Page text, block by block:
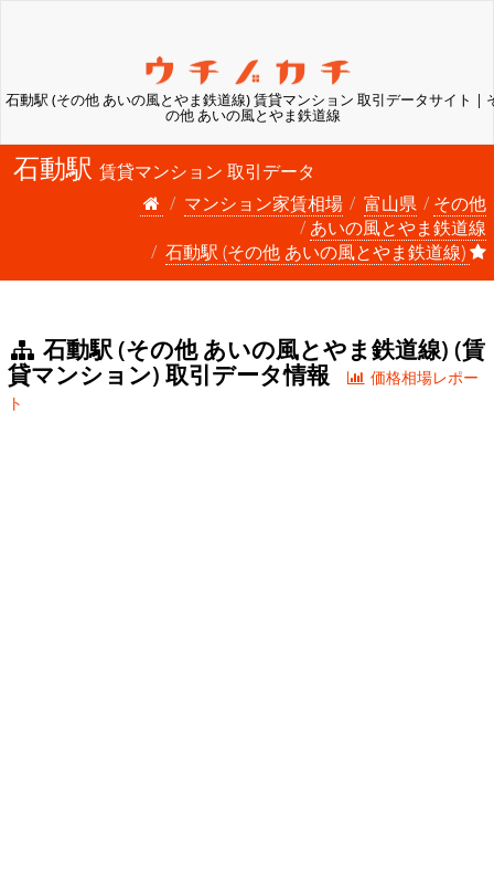
石動駅 (その他 あいの風とやま鉄道線) 賃貸マンション 取引データサイト |
の他 あいの風とやま鉄道線
石動駅 賃貸マンション 取引データ
マンション家賃相場
富山県
その他
あいの風とやま鉄道線
石動駅 (その他 あいの風とやま鉄道線)
石動駅 (その他 あいの風とやま鉄道線) (賃
貸マンション) 取引データ情報
価格相場レポー
ト